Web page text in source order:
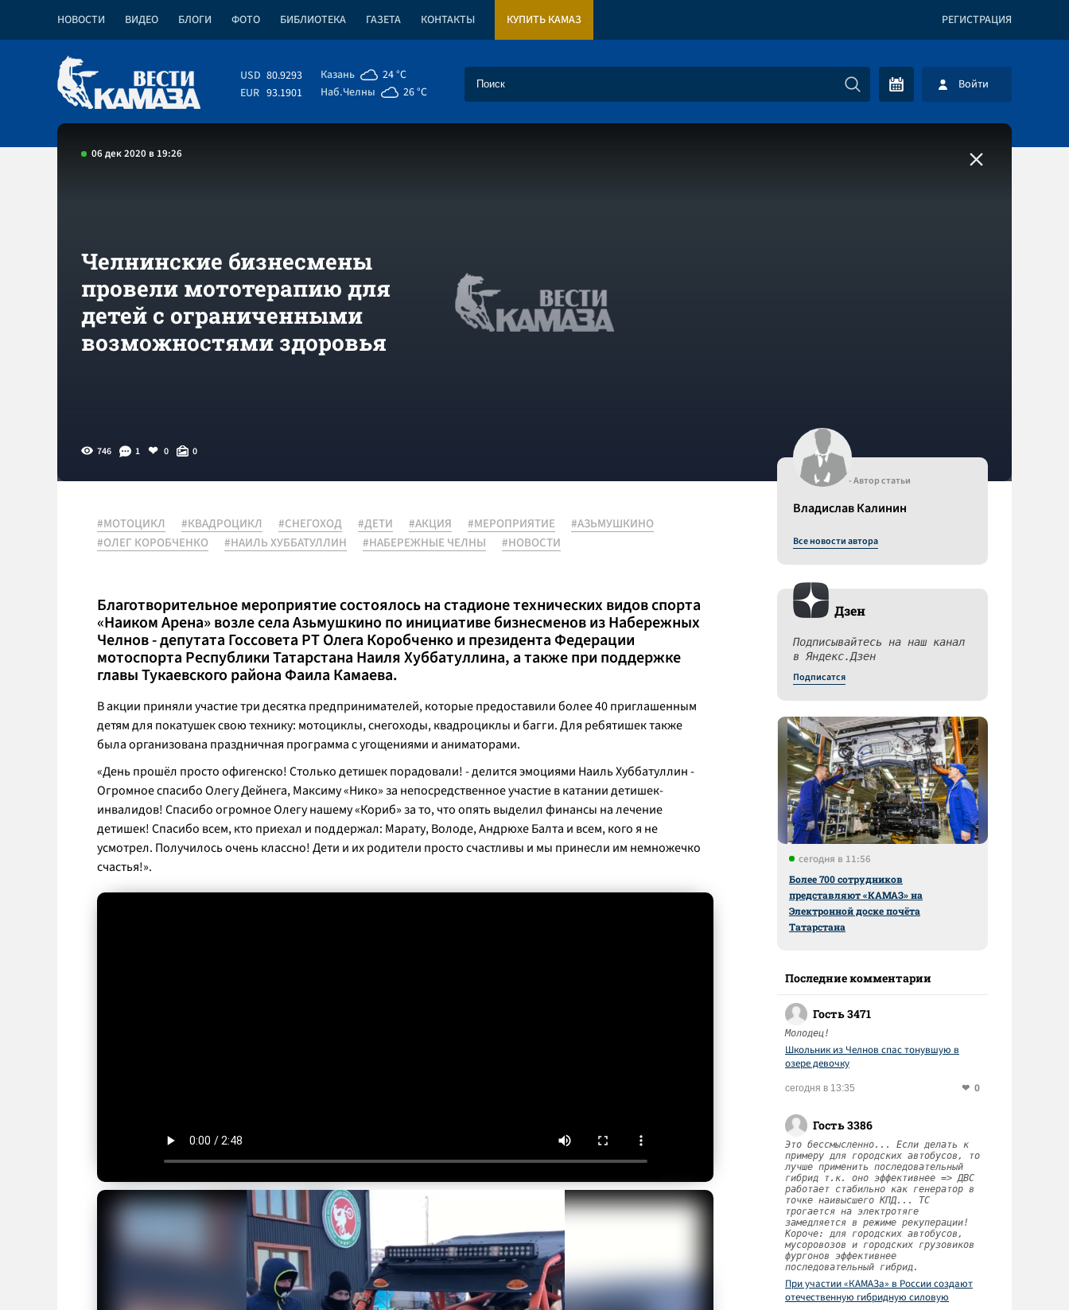
НОВОСТИ ВИДЕО БЛОГИ ФОТО БИБЛИОТЕКА ГАЗЕТА КОНТАКТЫ КУПИТЬ КАМАЗ РЕГИСТРАЦИЯ
USD 80.9293
EUR 93.1901
Казань
24 °C
Наб.Челны
26 °C Войти
06 дек 2020 в 19:26
Челнинские бизнесмены
провели мототерапию для
детей с ограниченными
возможностями здоровья
746 1 0 0
#МОТОЦИКЛ #КВАДРОЦИКЛ #СНЕГОХОД #ДЕТИ #АКЦИЯ #МЕРОПРИЯТИЕ
#АЗЬМУШКИНО
#ОЛЕГ КОРОБЧЕНКО
#НАИЛЬ ХУББАТУЛЛИН #НАБЕРЕЖНЫЕ ЧЕЛНЫ #НОВОСТИ
Благотворительное мероприятие состоялось на стадионе технических видов спорта
«Наиком Арена» возле села Азьмушкино по инициативе бизнесменов из Набережных
Челнов - депутата Госсовета РТ Олега Коробченко и президента Федерации
мотоспорта Республики Татарстана Наиля Хуббатуллина, а также при поддержке
главы Тукаевского района Фаила Камаева.
В акции приняли участие три десятка предпринимателей, которые предоставили более 40 приглашенным
детям для покатушек свою технику: мотоциклы, снегоходы, квадроциклы и багги. Для ребятишек также
была организована праздничная программа с угощениями и аниматорами.
«День прошёл просто офигенско! Столько детишек порадовали!- делится эмоциями Наиль Хуббатуллин -
Огромное спасибо Олегу Дейнега, Максиму «Нико» за непосредственное участие в катании детишек-
инвалидов! Спасибо огромное Олегу нашему «Кориб» за то, что опять выделил финансы на лечение
детишек! Спасибо всем, кто приехал и поддержал: Марату, Володе, Андрюхе Балта и всем, кого я не
усмотрел. Получилось очень классно! Дети и их родители просто счастливы и мы принесли им немножечко
счастья!».
- Автор статьи
Владислав Калинин
Все новости автора
Дзен
Подписывайтесь на наш канал
в Яндекс.Дзен
Подписатся
сегодня в 11:56
Более 700 сотрудников
представляют «КАМАЗ» на
Электронной доске почёта
Татарстана
Последние комментарии
Гость 3471
Молодец!
Школьник из Челнов спас тонувшую в
озере девочку
сегодня в 13:35 0
Гость 3386
Это бессмысленно... Если делать к
примеру для городских автобусов, то
лучше применить последовательный
гибрид т.к. оно эффективнее => ДВС
работает стабильно как генератор в
точке наивысшего КПД... ТС
трогается на электротяге
замедляется в режиме рекуперации!
Короче: для городских автобусов,
мусоровозов и городских грузовиков
фургонов эффективнее
последовательный гибрид.
При участии «КАМАЗа» в России создают
отечественную гибридную силовую